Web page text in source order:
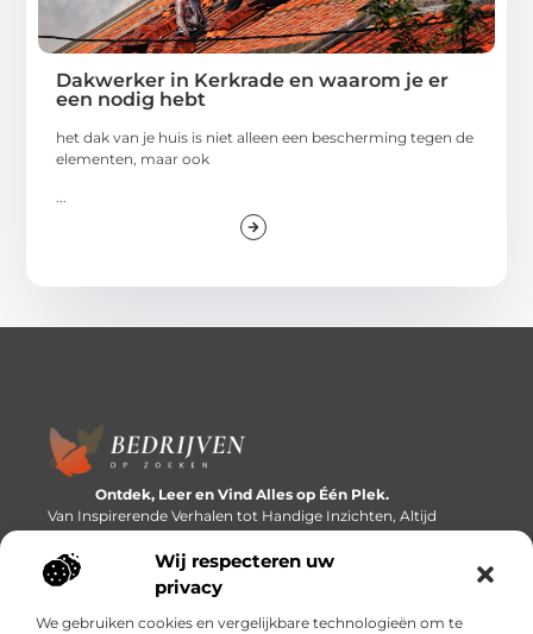
Wij respecteren uw
privacy
We gebruiken cookies en vergelijkbare technologieën om te
Dakwerker in Kerkrade en waarom je er
een nodig hebt
het dak van je huis is niet alleen een bescherming tegen de
elementen, maar ook
Ontdek, Leer en Vind Alles op Één Plek.
Van Inspirerende Verhalen tot Handige Inzichten, Altijd
Binnen Handbereik.
Bericht categorie